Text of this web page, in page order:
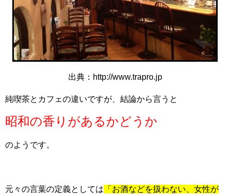
出典：http://www.trapro.jp
純喫茶とカフェの違いですが、結論から言うと
昭和の香りがあるかどうか
のようです。
元々の言葉の定義としては 「お酒などを扱わない、女性が